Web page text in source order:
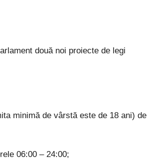
două noi proiecte de legi
minimă de vârstă este de 18 ani) de
06:00 – 24:00;